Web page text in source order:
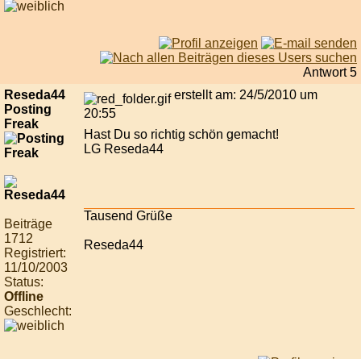
Antwort 5
Reseda44
Posting
Freak
Beiträge
1712
Registriert:
11/10/2003
Status:
Offline
Geschlecht:
erstellt am: 24/5/2010 um
20:55
Hast Du so richtig schön gemacht!
LG Reseda44
Tausend Grüße
Reseda44